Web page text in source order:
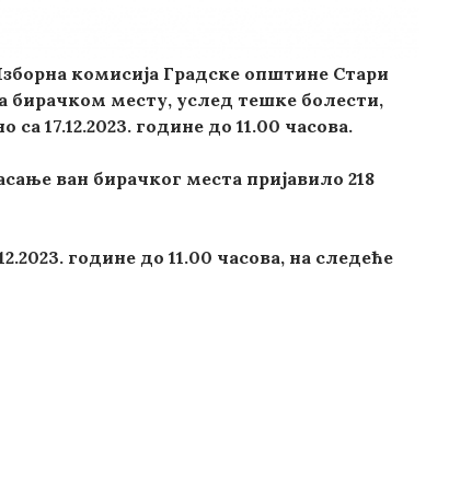
комисија Градске општине Стари
бирачком месту, услед тешке болести,
17.12.2023. године до 11.00 часова.
ван бирачког места пријавило218
године до 11.00 часова, на следеће